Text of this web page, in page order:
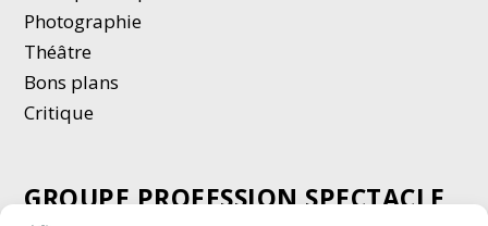
Photographie
Théâtre
Bons plans
Critique
GROUPE PROFESSION SPECTACLE